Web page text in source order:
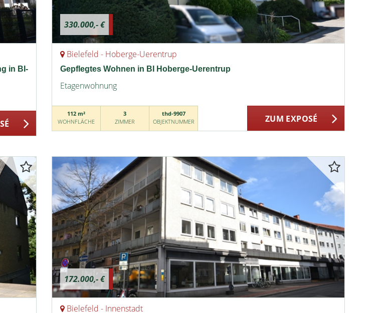
in BI-
330.000,- €
Bielefeld - Hoberge-Uerentrup
Gepflegtes Wohnen in BI Hoberge-Uerentrup
Etagenwohnung
112 m²
WOHNFLÄCHE
3
ZIMMER
thd-9907
OBJEKTNUMMER
ZUM EXPOSÉ
172.000,- €
Bielefeld - Innenstadt